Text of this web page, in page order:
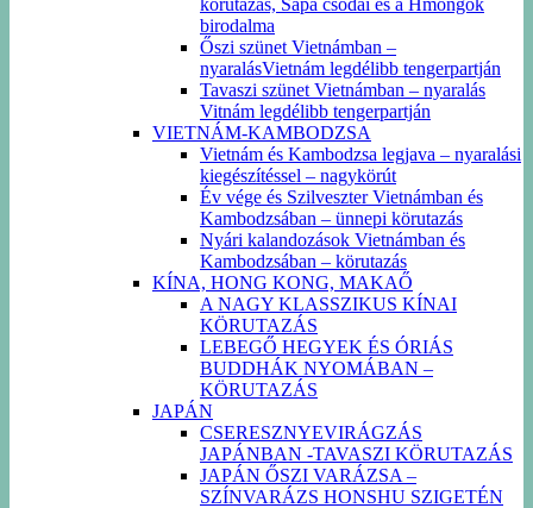
körutazás, Sapa csodái és a Hmongok
birodalma
Őszi szünet Vietnámban –
nyaralásVietnám legdélibb tengerpartján
Tavaszi szünet Vietnámban – nyaralás
Vitnám legdélibb tengerpartján
VIETNÁM-KAMBODZSA
Vietnám és Kambodzsa legjava – nyaralási
kiegészítéssel – nagykörút
Év vége és Szilveszter Vietnámban és
Kambodzsában – ünnepi körutazás
Nyári kalandozások Vietnámban és
Kambodzsában – körutazás
KÍNA, HONG KONG, MAKAŐ
A NAGY KLASSZIKUS KÍNAI
KÖRUTAZÁS
LEBEGŐ HEGYEK ÉS ÓRIÁS
BUDDHÁK NYOMÁBAN –
KÖRUTAZÁS
JAPÁN
CSERESZNYEVIRÁGZÁS
JAPÁNBAN -TAVASZI KÖRUTAZÁS
JAPÁN ŐSZI VARÁZSA –
SZÍNVARÁZS HONSHU SZIGETÉN